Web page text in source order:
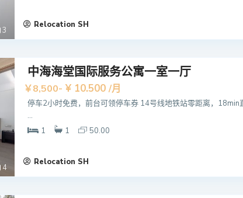
3
Relocation SH
4
中海海堂国际服务公寓一室一厅
￥8,500- ¥ 10.500 /月
停车2小时免费，前台可领停车券 14号线地铁站零距离，
...
1
1 50.00
Relocation SH